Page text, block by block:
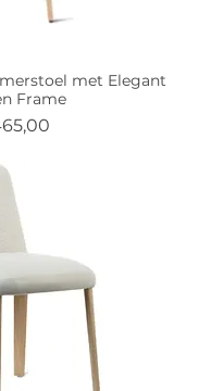
met Elegant
Frame